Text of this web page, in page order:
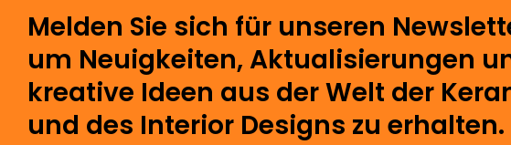
Melden Sie sich für unseren
um Neuigkeiten, Aktualisierungen
kreative Ideen aus der Welt der
und des Interior Designs zu erhalten.